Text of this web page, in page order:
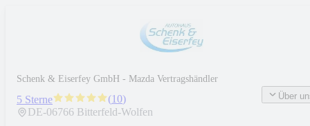
Schenk & Eiserfey GmbH - Mazda Vertragshändler
5 Sterne (10)
DE-06766 Bitterfeld-Wolfen
Über